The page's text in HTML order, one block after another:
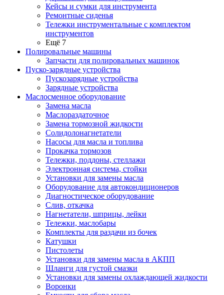
Кейсы и сумки для инструмента
Ремонтные сиденья
Тележки инструментальные с комплектом
инструментов
Ещё 7
Полировальные машины
Запчасти для полировальных машинок
Пуско-зарядные устройства
Пускозарядные устройства
Зарядные устройства
Маслосменное оборудование
Замена масла
Маслораздаточное
Замена тормозной жидкости
Солидолонагнетатели
Насосы для масла и топлива
Прокачка тормозов
Тележки, поддоны, стеллажи
Электронная система, стойки
Установки для замены масла
Оборудование для автокондиционеров
Диагностическое оборудование
Слив, откачка
Нагнетатели, шприцы, лейки
Тележки, маслобары
Комплекты для раздачи из бочек
Катушки
Пистолеты
Установки для замены масла в АКПП
Шланги для густой смазки
Установки для замены охлаждающей жидкости
Воронки